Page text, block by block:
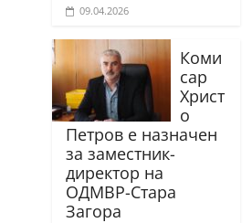
09.04.2026
Коми
сар
Христ
о
Петров е назначен
за заместник-
директор на
ОДМВР-Стара
Загора